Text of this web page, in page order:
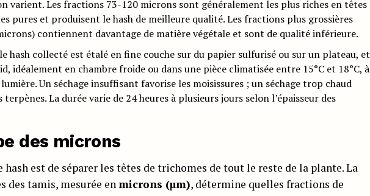
varient. Les fractions 73-120 microns sont généralement les plus riches en têtes
pures et produisent le hash de meilleure qualité. Les fractions plus grossières
contiennent davantage de matière végétale et sont de qualité inférieure.
hash collecté est étalé en fine couche sur du papier sulfurisé ou sur un plateau, et
idéalement en chambre froide ou dans une pièce climatisée entre 15°C et 18°C, à
Un séchage insuffisant favorise les moisissures ; un séchage trop chaud
terpènes. La durée varie de 24 heures à plusieurs jours selon l’épaisseur des
des microns
hash est de séparer les têtes de trichomes de tout le reste de la plante. La
des tamis, mesurée enmicrons (µm), détermine quelles fractions de